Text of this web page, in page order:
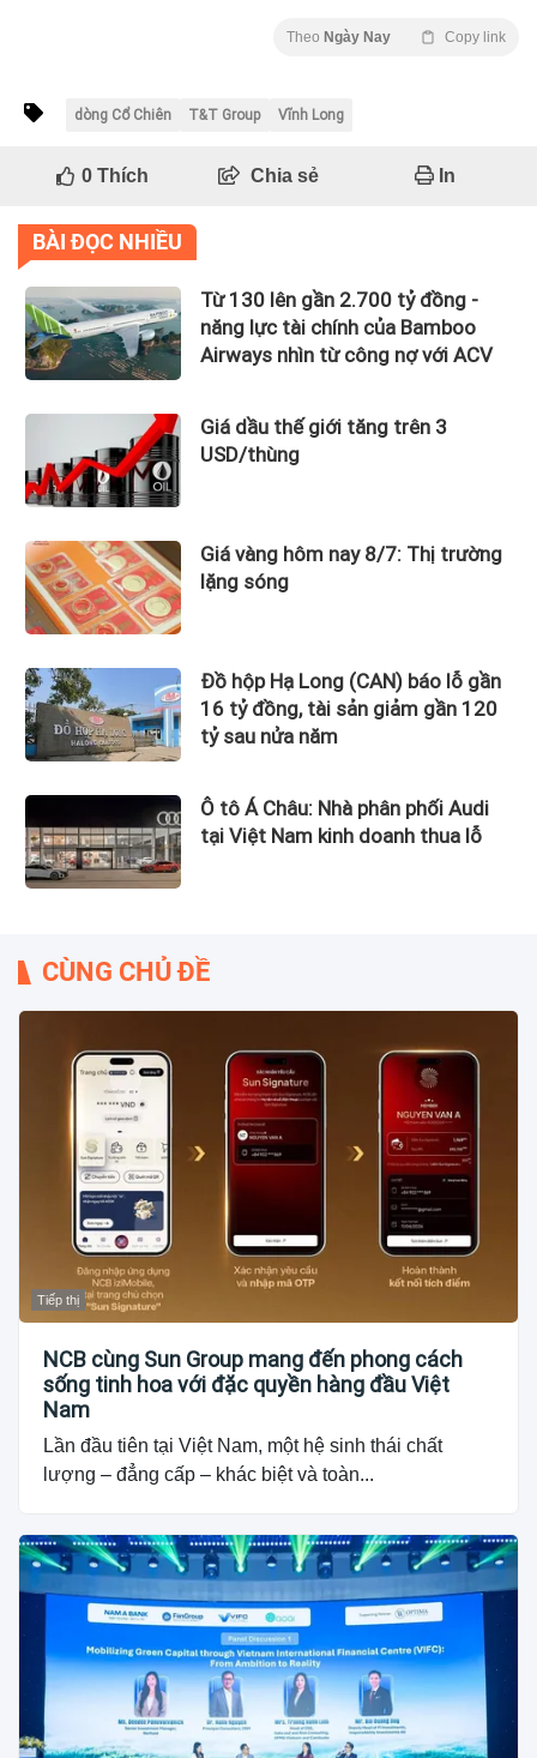
Theo Ngày Nay Copy link
dòng Cổ Chiên T&T Group Vĩnh Long
0Thích Chia sẻ In
BÀI ĐỌC NHIỀU
Từ 130 lên gần 2.700 tỷ đồng -
năng lực tài chính của Bamboo
Airways nhìn từ công nợ với ACV
Giá dầu thế giới tăng trên 3
USD/thùng
Giá vàng hôm nay 8/7: Thị trường
lặng sóng
Đồ hộp Hạ Long (CAN) báo lỗ gần
16 tỷ đồng, tài sản giảm gần 120
tỷ sau nửa năm
Ô tô Á Châu: Nhà phân phối Audi
tại Việt Nam kinh doanh thua lỗ
CÙNG CHỦ ĐỀ
Tiếp thị
NCB cùng Sun Group mang đến phong cách
sống tinh hoa với đặc quyền hàng đầu Việt
Nam
Lần đầu tiên tại Việt Nam, một hệ sinh thái chất
lượng – đẳng cấp – khác biệt và toàn...